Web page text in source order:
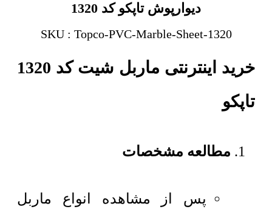
دیوارپوش تاپکو کد 1320
SKU : Topco-PVC-Marble-Sheet-1320
خرید اینترنتی ماربل شیت کد 1320
تاپکو
مطالعه مشخصات
پس از مشاهده انواع ماربل